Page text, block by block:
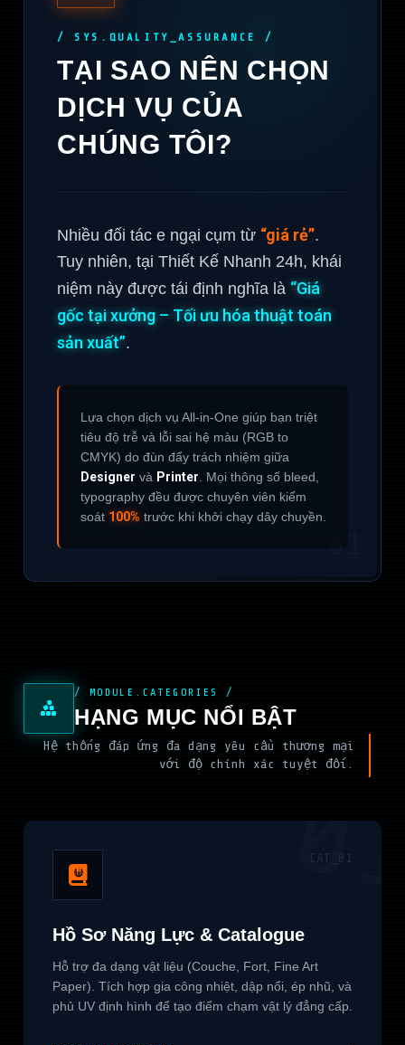
01
/ SYS.QUALITY_ASSURANCE /
TẠI SAO NÊN CHỌN
DỊCH VỤ CỦA
CHÚNG TÔI?
Nhiều đối tác e ngại cụm từ “giá rẻ”.
Tuy nhiên, tại Thiết Kế Nhanh 24h, khái
niệm này được tái định nghĩa là “Giá
gốc tại xưởng – Tối ưu hóa thuật toán
sản xuất”.
Lựa chọn dịch vụ All-in-One giúp bạn triệt
tiêu độ trễ và lỗi sai hệ màu (RGB to
CMYK) do đùn đẩy trách nhiệm giữa
Designer và Printer . Mọi thông số bleed,
typography đều được chuyên viên kiểm
soát 100% trước khi khởi chạy dây chuyền.
/ MODULE.CATEGORIES /
HẠNG MỤC NỔI BẬT
Hệ thống đáp ứng đa dạng yêu cầu thương mại
với độ chính xác tuyệt đối.
CAT_01
Hồ Sơ Năng Lực & Catalogue
Hỗ trợ đa dạng vật liệu (Couche, Fort, Fine Art
Paper). Tích hợp gia công nhiệt, dập nổi, ép nhũ, và
phủ UV định hình để tạo điểm chạm vật lý đẳng cấp.